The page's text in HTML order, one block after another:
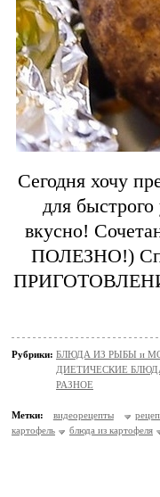
Сегодня хочу
для
вкусно!
ПОЛЕЗНО!)
Рубрики: БЛЮДА ИЗ РЫБЫ и
ДИЕТИЧЕСКИЕ
РАЗНОЕ
Метки: видеорецепты
картофель
блюда из картофеля